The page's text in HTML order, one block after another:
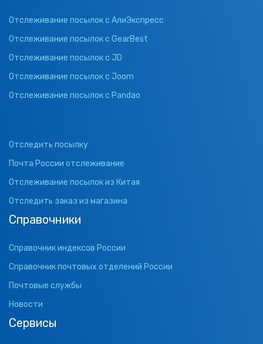
Отслеживание посылок с АлиЭкспресс
Отслеживание посылок с GearBest
Отслеживание посылок с JD
Отслеживание посылок с Joom
Отслеживание посылок с Pandao
Отследить посылку
Почта России отслеживание
Отслеживание посылок из Китая
Отследить заказ из магазина
Справочники
Справочник индексов России
Справочник почтовых отделений России
Почтовые службы
Новости
Сервисы